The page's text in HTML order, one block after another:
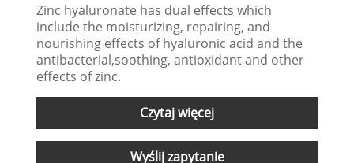
Zinc hyaluronate has dual effects which
include the moisturizing, repairing, and
nourishing effects of hyaluronic acid and the
antibacterial,soothing, antioxidant and other
effects of zinc.
Czytaj więcej
Wyślij zapytanie